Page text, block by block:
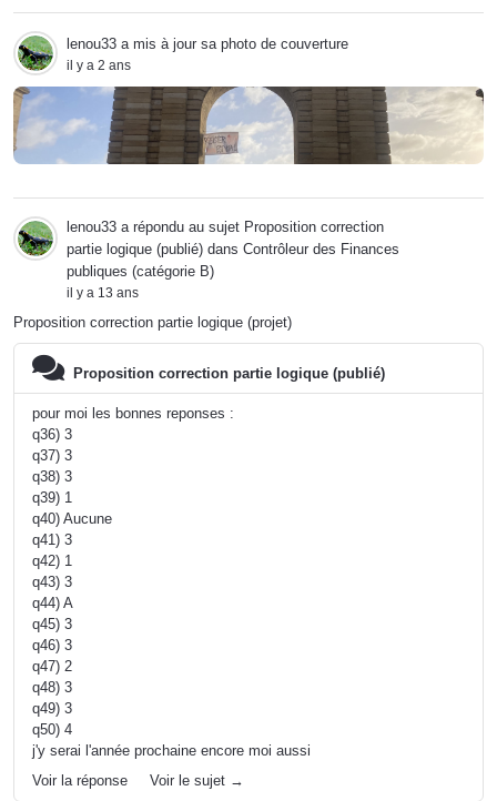
lenou33 a mis à jour sa photo de couverture
il y a 2 ans
lenou33 a répondu au sujet Proposition correction
partie logique (publié) dans Contrôleur des Finances
publiques (catégorie B)
il y a 13 ans
Proposition correction partie logique (projet)
Proposition correction partie logique (publié)
pour moi les bonnes reponses :
q36) 3
q37) 3
q38) 3
q39) 1
q40) Aucune
q41) 3
q42) 1
q43) 3
q44) A
q45) 3
q46) 3
q47) 2
q48) 3
q49) 3
q50) 4
j'y serai l'année prochaine encore moi aussi
Voir la réponse
Voir le sujet →